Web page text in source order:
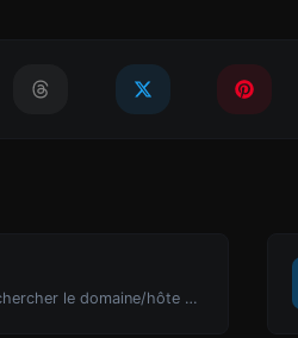
Prenez une adresse IP et essayez de rechercher le domaine/hôte associé.